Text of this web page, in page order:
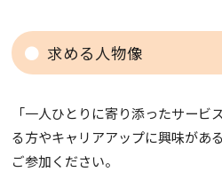
求める人物像
「一人ひとりに寄り添ったサービ
る方やキャリアアップに興味があ
ご参加ください。